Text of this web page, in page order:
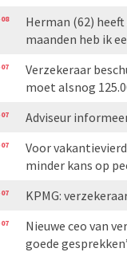
Herman (62)
maanden heb ik
Verzekeraar
moet alsnog
Adviseur
Voor
minder kans op
KPMG:
Nieuwe ceo van
goede gesprekken’